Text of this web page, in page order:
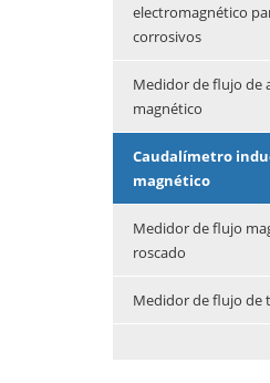
electromagnético
corrosivos
Medidor de flujo de
magnético
Caudalímetro
magnético
Medidor de flujo
roscado
Medidor de flujo de